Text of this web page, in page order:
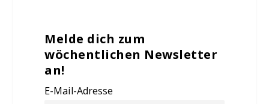
Melde dich zum
wöchentlichen Newsletter
an!
E-Mail-Adresse